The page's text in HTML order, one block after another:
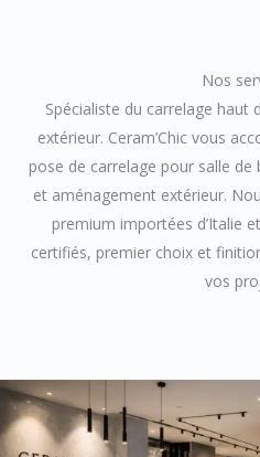
Nos
Spécialiste du carrelage
extérieur. Ceram’Chic vous
pose de carrelage pour salle
et aménagement extérieur.
premium importées d’Italie
certifiés, premier choix et
vos